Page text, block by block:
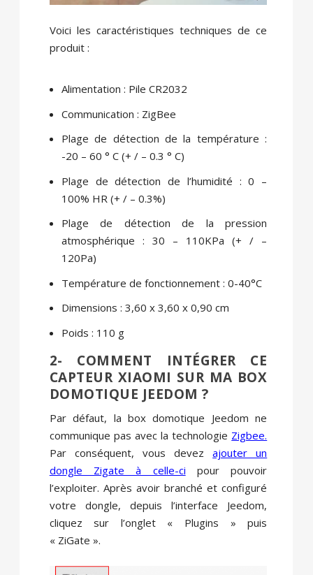
Voici les caractéristiques techniques de ce
produit :
Alimentation : Pile CR2032
Communication : ZigBee
Plage de détection de la température :
-20 – 60 ° C (+ / – 0.3 ° C)
Plage de détection de l’humidité : 0 –
100% HR (+ / – 0.3%)
Plage de détection de la pression
atmosphérique : 30 – 110KPa (+ / –
120Pa)
Température de fonctionnement : 0-40°C
Dimensions : 3,60 x 3,60 x 0,90 cm
Poids : 110 g
2- COMMENT INTÉGRER CE
CAPTEUR XIAOMI SUR MA BOX
DOMOTIQUE JEEDOM ?
Par défaut, la box domotique Jeedom ne
communique pas avec la technologie Zigbee.
Par conséquent, vous devezajouter un
dongle Zigate à celle-ci pour pouvoir
l’exploiter. Après avoir branché et configuré
votre dongle, depuis l’interface Jeedom,
cliquez sur l’onglet « Plugins » puis
« ZiGate ».